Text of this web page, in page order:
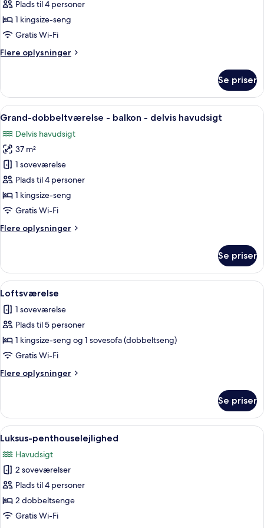
Deluxe-
dobbeltværelse
Plads til 4 personer
1 kingsize-seng
Gratis Wi-Fi
Flere oplysninger
Flere
dobbeltværelse
Se priser
Indlæs
alle
billeder
af
Grand-
dobbeltværelse
-
balkon
delvis
Et hotelværelse med en stor seng, et
7
Grand-dobbeltværelse - balkon - delvis havudsigt
Delvis havudsigt
37 m²
1 soveværelse
Plads til 4 personer
1 kingsize-seng
Gratis Wi-Fi
Flere oplysninger
Flere
dobbeltværelse
balkon
delvis
havudsigt
Se priser
Indlæs
alle
billeder
af
Loftsværelse
Et moderne hotelværelse med
9
Loftsværelse
1 soveværelse
Plads til 5 personer
1 kingsize-seng og 1 sovesofa (dobbeltseng)
Gratis Wi-Fi
Flere oplysninger
Flere
Se priser
Indlæs
alle
billeder
af
Luksus-
penthouselejlighed
En rummelig stue med stort vindue
12
Luksus-penthouselejlighed
Havudsigt
2 soveværelser
Plads til 4 personer
2 dobbeltsenge
Gratis Wi-Fi